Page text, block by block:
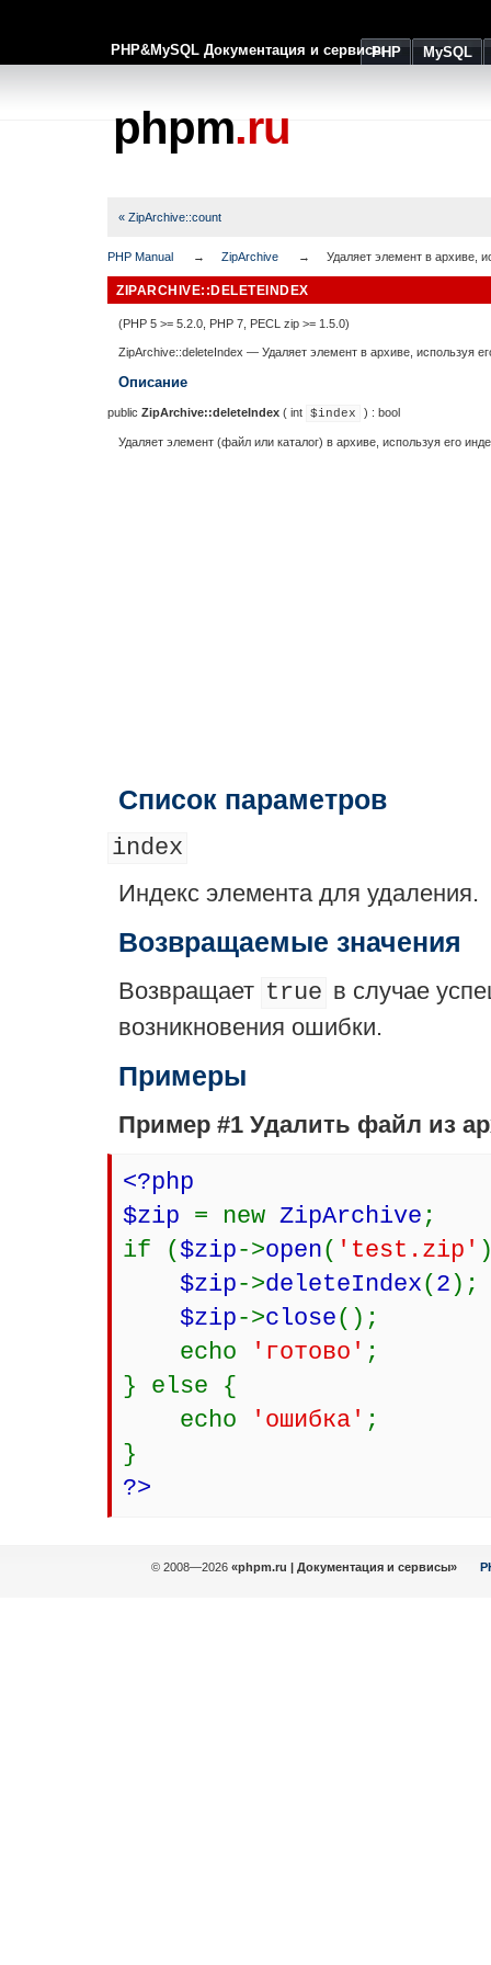
PHP&MySQL Документация и сервисыPHP MySQL
phpm.ru
« ZipArchive::count
PHP Manual ZipArchive Удаляет элемент в архиве,
ZIPARCHIVE::DELETEINDEX
(PHP 5 >= 5.2.0, PHP 7, PECL zip >= 1.5.0)
ZipArchive::deleteIndex — Удаляет элемент в архиве, используя
Описание
public ZipArchive::deleteIndex ( int $index ) : bool
Удаляет элемент (файл или каталог) в архиве, используя его
Список параметров
index
Индекс элемента для удаления.
Возвращаемые значения
Возвращает true в случае
возникновения ошибки.
Примеры
Пример #1 Удалить файл из
<?php
$zip = new ZipArchive ;
if ($zip->open( 'test.zip'
$zip->deleteIndex( 2 );
$zip->close();
echo
'готово' ;
} else {
echo
'ошибка' ;
}
?>
© 2008—2026 «phpm.ru | Документация и сервисы»